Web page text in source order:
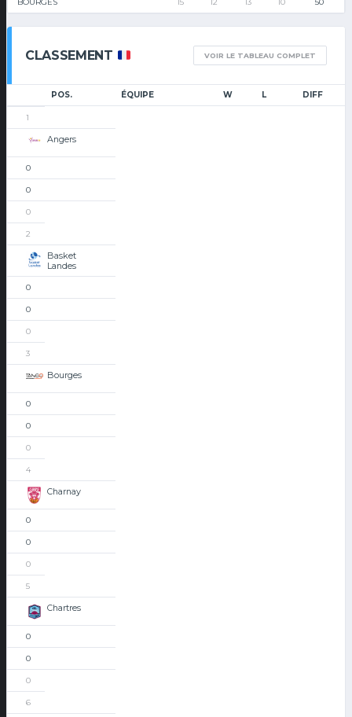
BOURGES 15 12 13 10 50
CLASSEMENT VOIR LE TABLEAU COMPLET
POS. ÉQUIPE W L DIFF
1
Angers
0
0
0
2
Basket
Landes
0
0
0
3
Bourges
0
0
0
4
Charnay
0
0
0
5
Chartres
0
0
0
6